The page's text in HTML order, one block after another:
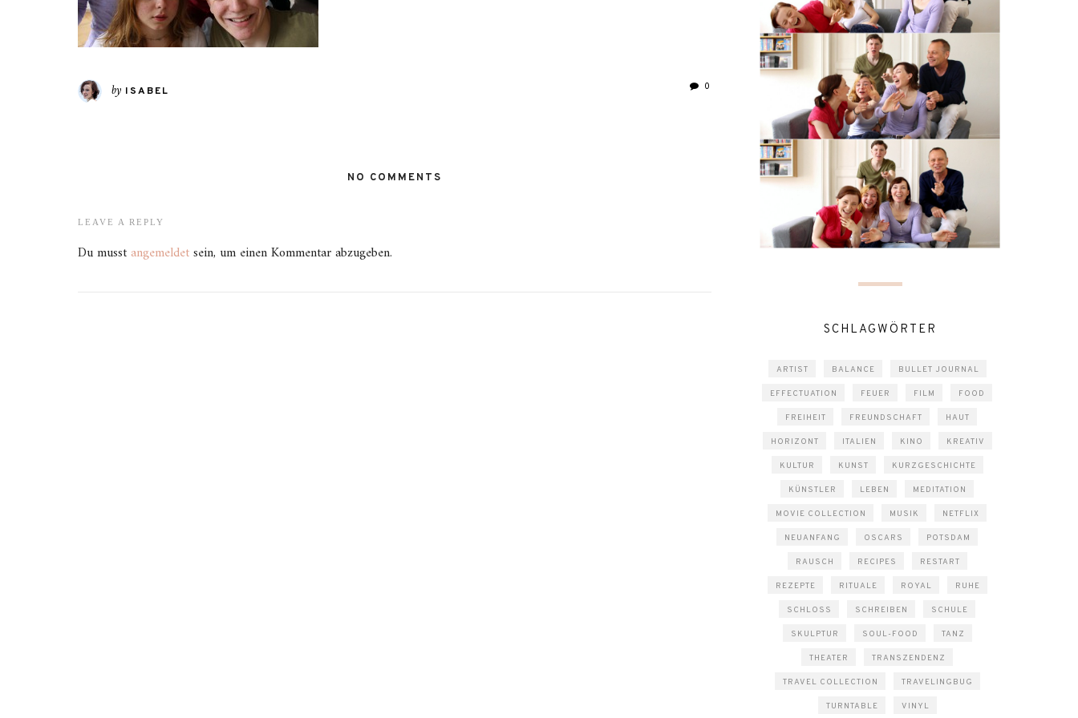
by ISABEL 0
NO COMMENTS
LEAVE A REPLY
Du musst angemeldetsein, um einen Kommentar abzugeben.
SCHLAGWÖRTER
ARTIST BALANCE BULLET JOURNAL
EFFECTUATION FEUER FILM FOOD
FREIHEIT FREUNDSCHAFT HAUT
HORIZONT ITALIEN KINO KREATIV
KULTUR KUNST KURZGESCHICHTE
KÜNSTLER LEBEN MEDITATION
MOVIE COLLECTION MUSIK NETFLIX
NEUANFANG OSCARS POTSDAM
RAUSCH RECIPES RESTART
REZEPTE RITUALE ROYAL RUHE
SCHLOSS SCHREIBEN SCHULE
SKULPTUR SOUL-FOOD TANZ
THEATER TRANSZENDENZ
TRAVEL COLLECTION TRAVELINGBUG
TURNTABLE VINYL